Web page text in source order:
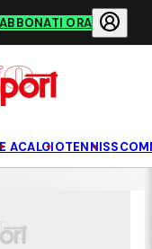
ABBONATI ORA
ACALCIOTENNIS